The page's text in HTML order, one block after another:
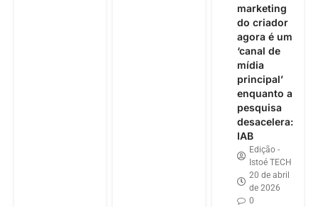
marketing
do criador
agora é um
‘canal de
mídia
principal’
enquanto a
pesquisa
desacelera:
IAB
Edição -
Istoé TECH
20 de abril
de 2026
0